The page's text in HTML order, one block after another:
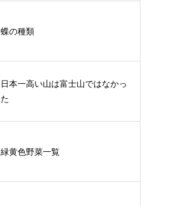
蝶の種類
日本一高い山は富士山ではなかっ
た
緑黄色野菜一覧